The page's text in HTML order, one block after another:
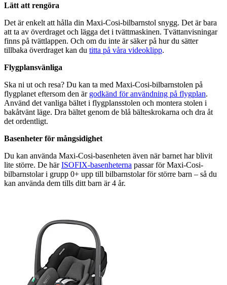
Lätt att rengöra
Det är enkelt att hålla din Maxi-Cosi-bilbarnstol snygg. Det är bara
att ta av överdraget och lägga det i tvättmaskinen. Tvättanvisningar
finns på tvättlappen. Och om du inte är säker på hur du sätter
tillbaka överdraget kan du titta på våra videoklipp.
Flygplansvänliga
Ska ni ut och resa? Du kan ta med Maxi-Cosi-bilbarnstolen på
flygplanet eftersom den är godkänd för användning på flygplan.
Använd det vanliga bältet i flygplansstolen och montera stolen i
bakåtvänt läge. Dra bältet genom de blå bälteskrokarna och dra åt
det ordentligt.
Basenheter för mångsidighet
Du kan använda Maxi-Cosi-basenheten även när barnet har blivit
lite större. De härISOFIX-basenheterna passar för Maxi-Cosi-
bilbarnstolar i grupp 0+ upp till bilbarnstolar för större barn – så du
kan använda dem tills ditt barn är 4 år.